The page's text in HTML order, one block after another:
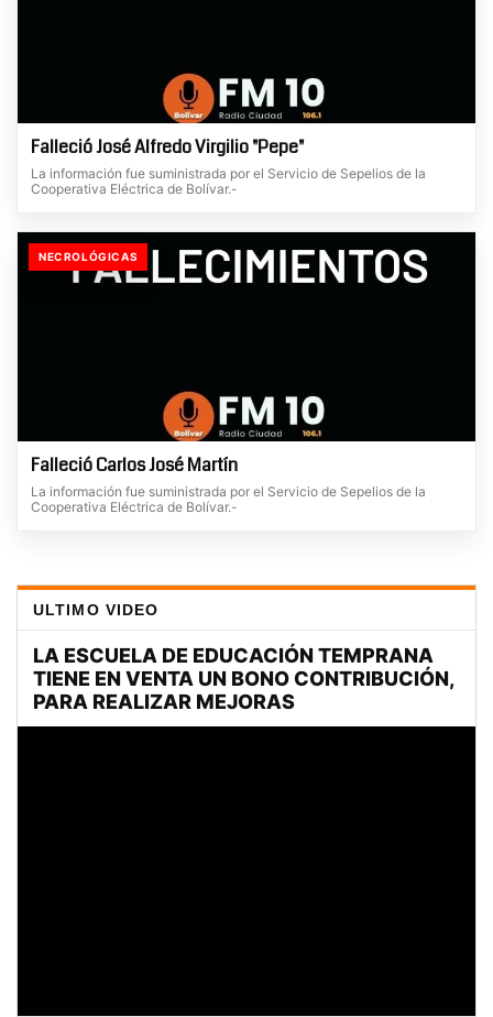
Falleció José Alfredo Virgilio "Pepe"
La información fue suministrada por el Servicio de Sepelios de la
Cooperativa Eléctrica de Bolívar.-
NECROLÓGICAS
Falleció Carlos José Martín
La información fue suministrada por el Servicio de Sepelios de la
Cooperativa Eléctrica de Bolívar.-
ULTIMO VIDEO